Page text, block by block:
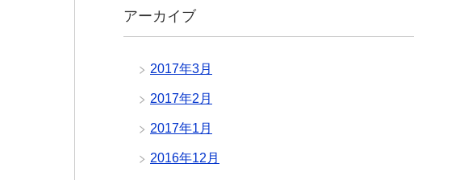
アーカイブ
2017年3月
2017年2月
2017年1月
2016年12月